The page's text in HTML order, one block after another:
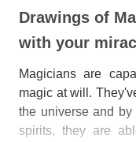
Drawings of
with your
Magicians are
magic at will.
the universe and
spirits, they are